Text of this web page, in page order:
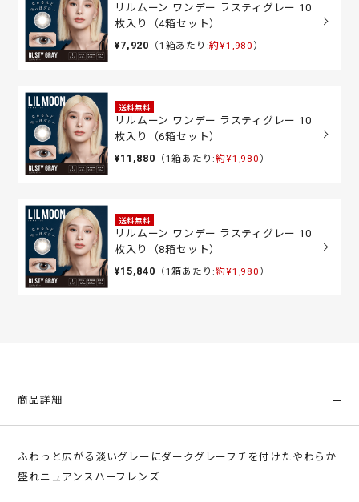
リルムーン ワンデー ラスティグレー 10
枚入り（4箱セット）
¥7,920 （1箱あたり:約¥1,980 ）
送料無料
リルムーン ワンデー ラスティグレー 10
枚入り（6箱セット）
¥11,880 （1箱あたり:約¥1,980 ）
送料無料
リルムーン ワンデー ラスティグレー 10
枚入り（8箱セット）
¥15,840 （1箱あたり:約¥1,980 ）
商品詳細
ふわっと広がる淡いグレーにダークグレーフチを付けたやわらか
盛れニュアンスハーフレンズ